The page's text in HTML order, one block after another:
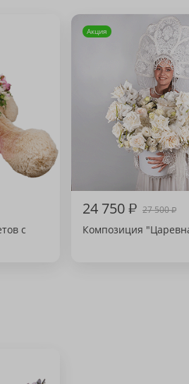
с
Акция
24 750₽ 27 500₽
Композиция